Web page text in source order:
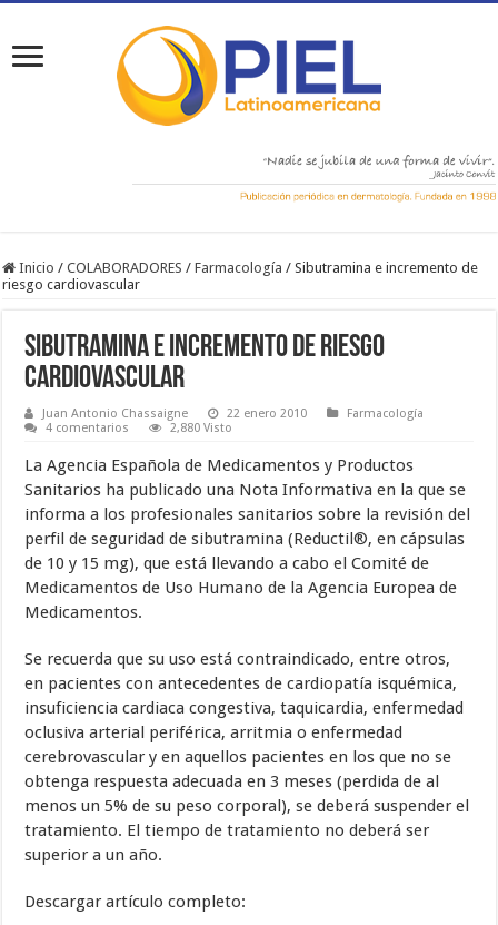
Inicio / COLABORADORES / Farmacología / Sibutramina e incremento de
riesgo cardiovascular
Sibutramina e incremento de riesgo
cardiovascular
Juan Antonio Chassaigne 22 enero 2010
Farmacología
4 comentarios
2,880 Visto
La Agencia Española de Medicamentos y Productos
Sanitarios ha publicado una Nota Informativa en la que se
informa a los profesionales sanitarios sobre la revisión del
perfil de seguridad de sibutramina (Reductil®, en cápsulas
de 10 y 15 mg), que está llevando a cabo el Comité de
Medicamentos de Uso Humano de la Agencia Europea de
Medicamentos.
Se recuerda que su uso está contraindicado, entre otros,
en pacientes con antecedentes de cardiopatía isquémica,
insuficiencia cardiaca congestiva, taquicardia, enfermedad
oclusiva arterial periférica, arritmia o enfermedad
cerebrovascular y en aquellos pacientes en los que no se
obtenga respuesta adecuada en 3 meses (perdida de al
menos un 5% de su peso corporal), se deberá suspender el
tratamiento. El tiempo de tratamiento no deberá ser
superior a un año.
Descargar artículo completo: